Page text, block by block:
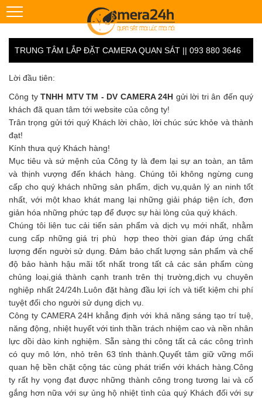
TRUNG TÂM LẮP ĐẶT CAMERA QUAN SÁT || 093 880 3646
Lời đầu tiên:
Công ty TNHH MTV TM - DV CAMERA 24H gửi lời tri ân đến quý
khách đã quan tâm tới website của công ty!
Trân trọng gửi tới quý Khách lời chào, lời chúc sức khỏe và thành
đạt!
Kính thưa quý Khách hàng!
Mục tiêu và sứ mệnh của Công ty là đem lại sự an toàn, an tâm
và thịnh vượng đến khách hàng. Chúng tôi không ngừng cung
cấp cho quý khách những sản phẩm, dịch vụ,quản lý an ninh tốt
nhất, với một khao khát mang lại những giải pháp tiện ích, đơn
giản hóa những phức tạp để được sự hài lòng của quý khách.
Chúng tôi liên tuc cải tiến sản phẩm và dịch vụ mới nhất, nhằm
cung cấp những giá trị phù hợp theo thời gian đáp ứng chất
lượng đến người sử dụng. Đảm bảo chất lượng sản phẩm và chế
độ bảo hành hậu mãi tốt nhất trong tất cả các sản phẩm cùng
chủng loại,giá thành cạnh tranh trên thị trường,dịch vụ chuyên
nghiệp nhất 24/24h.Luôn đặt hàng đầu lợi ích và tiết kiệm chi phí
tuyệt đối cho người sử dụng dịch vụ.
Công ty CAMERA 24H khẳng định với khả năng sáng tạo trí tuệ,
năng động, nhiệt huyết với tinh thần trách nhiệm cao và nền nhân
lực dồi dào kinh nghiệm. Sẵn sàng thi công tất cả các công trình
có quy mô lớn, nhỏ trên 63 tỉnh thành.Quyết tâm giữ vững mối
quan hệ bền chặt cộng tác cùng phát triển với khách hàng.Công
ty rất hy vọng đạt được những thành công trong tương lai và cố
gắng hơn nữa với sự ủng hộ nhiệt tình của quý Khách đối với sự